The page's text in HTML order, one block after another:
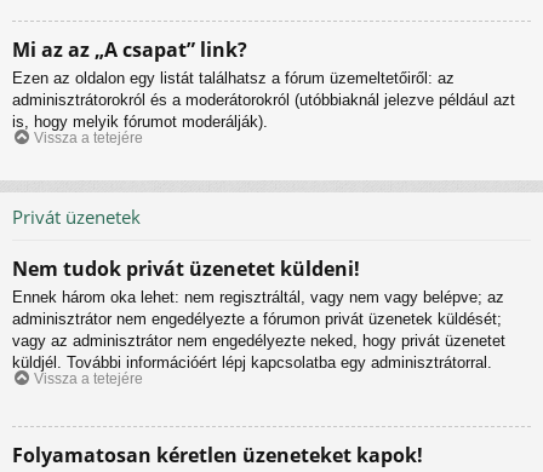
Mi az az „A csapat” link?
Ezen az oldalon egy listát találhatsz a fórum üzemeltetőiről: az
adminisztrátorokról és a moderátorokról (utóbbiaknál jelezve például azt
is, hogy melyik fórumot moderálják).
Vissza a tetejére
Privát üzenetek
Nem tudok privát üzenetet küldeni!
Ennek három oka lehet: nem regisztráltál, vagy nem vagy belépve; az
adminisztrátor nem engedélyezte a fórumon privát üzenetek küldését;
vagy az adminisztrátor nem engedélyezte neked, hogy privát üzenetet
küldjél. További információért lépj kapcsolatba egy adminisztrátorral.
Vissza a tetejére
Folyamatosan kéretlen üzeneteket kapok!